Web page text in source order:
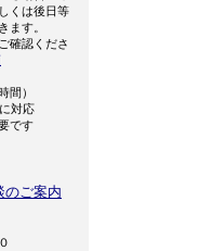
くは後日等
ます。
確認くださ
間）
対応
です
のご案内